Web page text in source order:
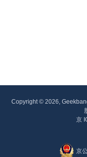
Copyright © 2026,
京
京